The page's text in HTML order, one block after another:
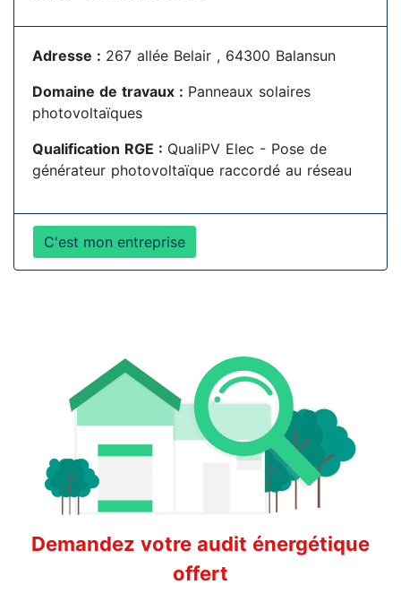
Adresse : 267 allée Belair , 64300 Balansun
Domaine de travaux : Panneaux solaires
photovoltaïques
Qualification RGE : QualiPV Elec - Pose de
générateur photovoltaïque raccordé au réseau
C'est mon entreprise
Demandez votre audit énergétique
offert